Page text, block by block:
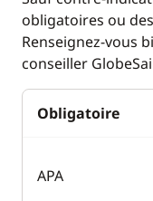
obligatoires ou
Renseignez-vous
conseiller
Obligatoire
APA